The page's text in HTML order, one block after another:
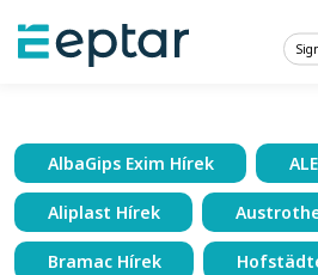
AlbaGips Exim Hírek
Aliplast Hírek
Bramac Hírek